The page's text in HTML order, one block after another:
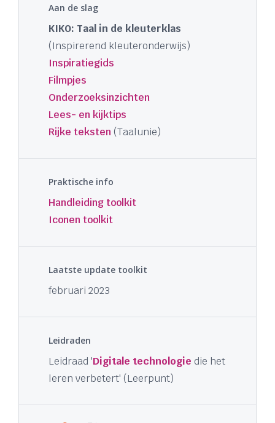
Aan de slag
KIKO: Taal in de kleuterklas
(Inspirerend kleuteronderwijs)
Inspiratiegids
Filmpjes
Onderzoeksinzichten
Lees- en kijktips
Rijke teksten (Taalunie)
Praktische info
Handleiding toolkit
Iconen toolkit
Laatste update toolkit
februari 2023
Leidraden
Leidraad 'Digitale technologie die het
leren verbetert' (Leerpunt)